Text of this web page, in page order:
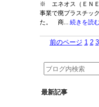
※ エネオス（ＥＮＥ
事業で廃プラスチッ
た。 商... 続きを読
前のページ 1 2 3
最新記事